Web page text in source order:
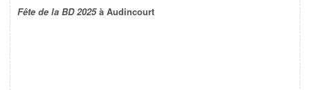
Fête de la BD 2025à Audincourt